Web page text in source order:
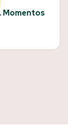
Momentos